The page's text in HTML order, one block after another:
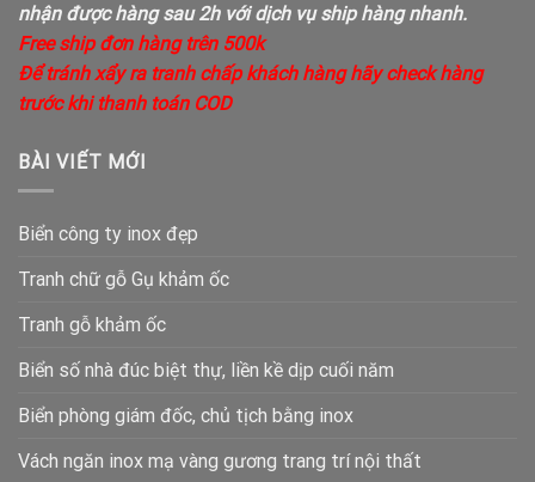
nhận được hàng sau 2h với dịch vụ ship hàng nhanh.
Free ship đơn hàng trên 500k
Để tránh xẩy ra tranh chấp khách hàng hãy check hàng
trước khi thanh toán COD
BÀI VIẾT MỚI
Biển công ty inox đẹp
Tranh chữ gỗ Gụ khảm ốc
Tranh gỗ khảm ốc
Biển số nhà đúc biệt thự, liền kề dịp cuối năm
Biển phòng giám đốc, chủ tịch bằng inox
Vách ngăn inox mạ vàng gương trang trí nội thất